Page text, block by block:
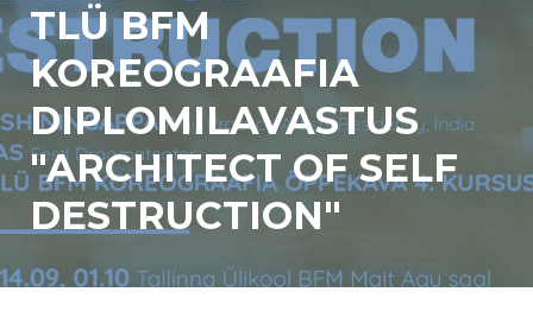
TLÜ BFM
KOREOGRAAFIA
DIPLOMILAVASTUS
"ARCHITECT OF SELF
DESTRUCTION"